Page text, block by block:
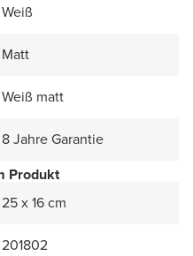
Weiß
Matt
Weiß matt
8 Jahre Garantie
Produkt
25 x 16 cm
201802